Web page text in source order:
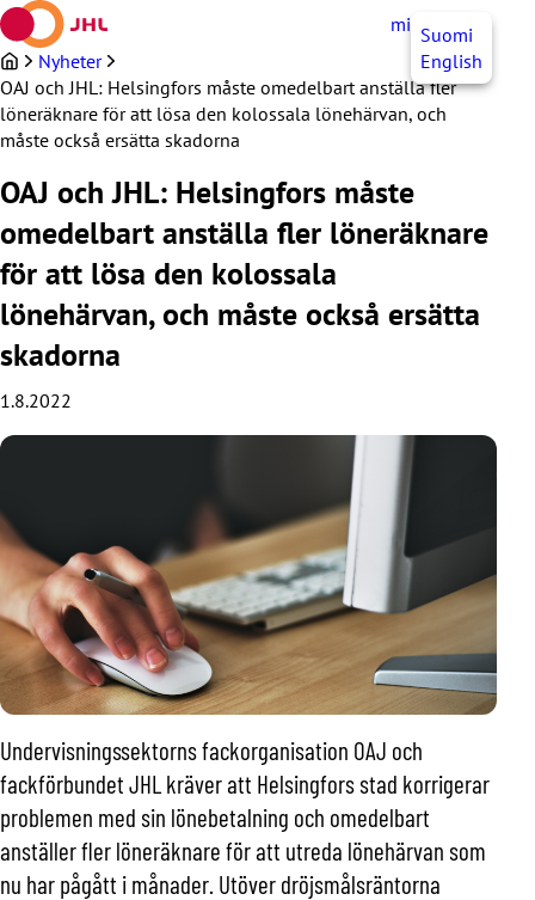
Hoppa
till
innehållet
mittJHL SV
Suomi
English
Nyheter
OAJ och JHL: Helsingfors måste omedelbart anställa fler
löneräknare för att lösa den kolossala lönehärvan, och
måste också ersätta skadorna
OAJ och JHL: Helsingfors måste
omedelbart anställa fler löneräknare
för att lösa den kolossala
lönehärvan, och måste också ersätta
skadorna
1.8.2022
Undervisningssektorns fackorganisation OAJ och
fackförbundet JHL kräver att Helsingfors stad korrigerar
problemen med sin lönebetalning och omedelbart
anställer fler löneräknare för att utreda lönehärvan som
nu har pågått i månader. Utöver dröjsmålsräntorna